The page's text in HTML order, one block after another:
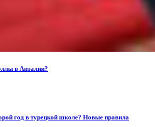
в Анталии?
год в турецкой школе? Новые правила